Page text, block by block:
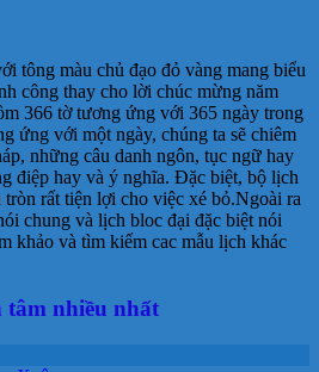
tông màu chủ đạo đỏ vàng mang biểu
công thay cho lời chúc mừng năm
366 tờ tương ứng với 365 ngày trong
ứng với một ngày, chúng ta sẽ chiêm
những câu danh ngôn, tục ngữ hay
điệp hay và ý nghĩa. Đặc biệt, bộ lịch
rất tiện lợi cho việc xé bỏ.Ngoài ra
chung và lịch bloc đại đặc biệt nói
khảo và tìm kiếm cac mẫu lịch khác
nhiều nhất